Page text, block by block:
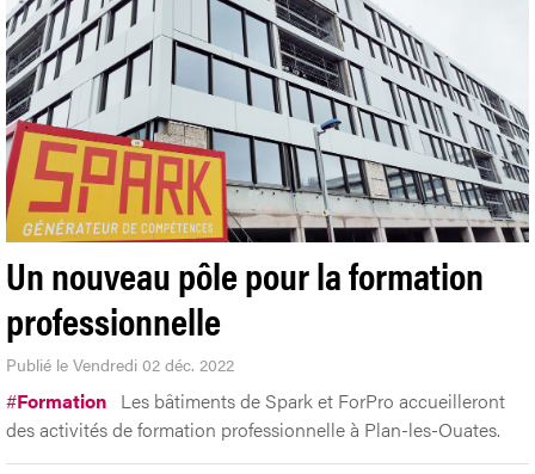
Un nouveau pôle pour la formation
professionnelle
Publié le Vendredi 02 déc. 2022
#Formation Les bâtiments de Spark et ForPro accueilleront
des activités de formation professionnelle à Plan-les-Ouates.